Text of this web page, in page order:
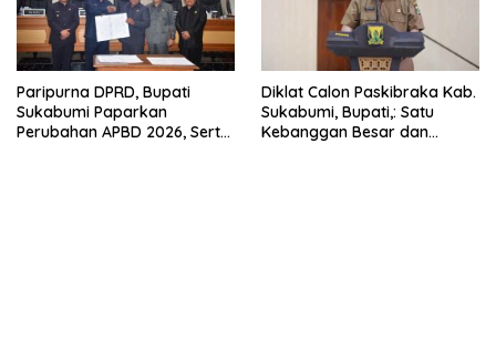
Paripurna DPRD, Bupati
Sukabumi Paparkan
Perubahan APBD 2026, Serta
Diklat Calon Paskibraka Kab.
Sukabumi, Bupati,: Satu
Kebanggan Besar dan